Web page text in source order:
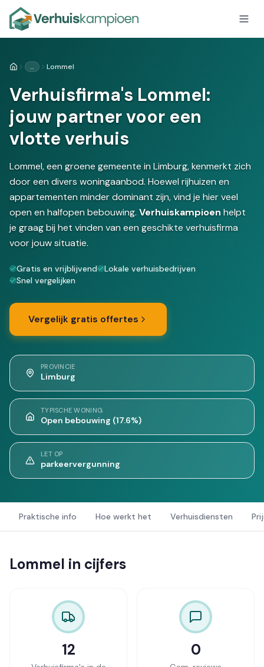
Home… Lommel
Verhuisfirma's Lommel:
jouw partner voor een
vlotte verhuis
Lommel, een groene gemeente in Limburg, kenmerkt zich
door een divers woningaanbod. Hoewel rijhuizen en
appartementen minder dominant zijn, vind je hier veel
open en halfopen bebouwing. Verhuiskampioen helpt
je graag bij het vinden van een geschikte verhuisfirma
voor jouw situatie.
Gratis en vrijblijvend
Lokale verhuisbedrijven
Snel vergelijken
Vergelijk gratis offertes
PROVINCIE
Limburg
TYPISCHE WONING
Open bebouwing (17.6%)
LET OP
parkeervergunning
Praktische info Hoe werkt het Verhuisdiensten
Lommel in cijfers
12 0